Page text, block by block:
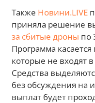
Также Новини.LIVE
приняла решение
за сбитые дроны по
Программа
которые не входят
Средства
без обсуждения на
выплат будет